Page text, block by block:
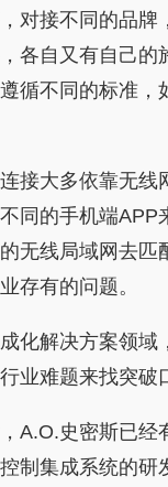
对接不同的品牌
各自又有自己的
循不同的标准，
接大多依靠无线
同的手机端APP
无线局域网去匹
存有的问题。
化解决方案领域
业难题来找突破
A.O.史密斯已经
制集成系统的研